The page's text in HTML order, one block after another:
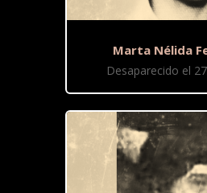
Marta Nélida
Desaparecido el